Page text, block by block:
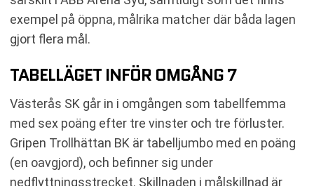
exempel på öppna, målrika matcher där båda lagen
gjort flera mål.
TABELLÄGET INFÖR OMGÅNG 7
Västerås SK går in i omgången som tabellfemma
med sex poäng efter tre vinster och tre förluster.
Gripen Trollhättan BK är tabelljumbo med en poäng
(en oavgjord), och befinner sig under
nedflyttningsstrecket. Skillnaden i målskillnad är